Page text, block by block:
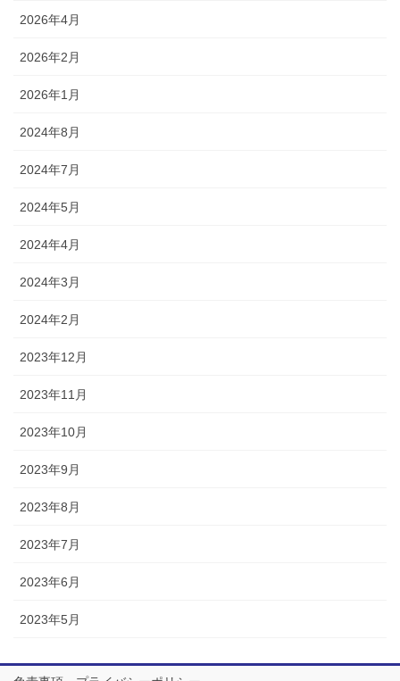
2026年4月
2026年2月
2026年1月
2024年8月
2024年7月
2024年5月
2024年4月
2024年3月
2024年2月
2023年12月
2023年11月
2023年10月
2023年9月
2023年8月
2023年7月
2023年6月
2023年5月